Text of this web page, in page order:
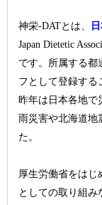
神栄‐DATとは、
Japan Dietetic
です。所属する都
フとして登録する
昨年は日本各地で
雨災害や北海道地
た。
厚生労働省をはじ
としての取り組み